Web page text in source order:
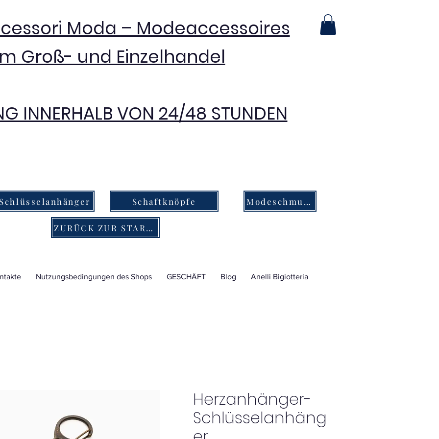
Moda – Modeaccessoires
Groß- und Einzelhandel
INNERHALB VON 24/48 STUNDEN
Schaftknöpfe Modeschmuck
ZURÜCK ZUR STARTSEITE
Nutzungsbedingungen des Shops GESCHÄFT Blog Anelli Bigiotteria
Herzanhänger-
Schlüsselanhäng